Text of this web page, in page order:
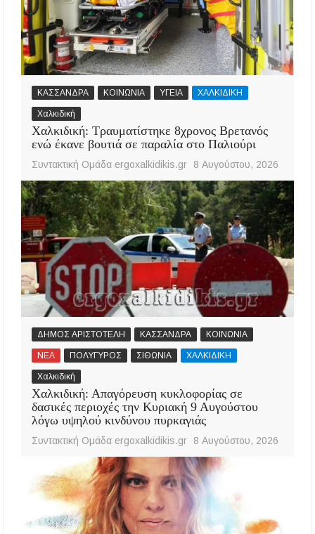
ΚΑΣΣΑΝΔΡΑ ΚΟΙΝΩΝΙΑ ΥΓΕΙΑ ΧΑΛΚΙΔΙΚΗ
Χαλκιδική
Χαλκιδική: Τραυματίστηκε 8χρονος Βρετανός
ενώ έκανε βουτιά σε παραλία στο Παλιούρι
Συντακτική Ομάδα ergoxalkidikis.gr 8 Αυγούστου, 2026
ΔΗΜΟΣ ΑΡΙΣΤΟΤΕΛΗ ΚΑΣΣΑΝΔΡΑ ΚΟΙΝΩΝΙΑ
ΝΕΑ ΠΟΛΥΓΥΡΟΣ ΣΙΘΩΝΙΑ ΧΑΛΚΙΔΙΚΗ
Χαλκιδική
Χαλκιδική: Απαγόρευση κυκλοφορίας σε
δασικές περιοχές την Κυριακή 9 Αυγούστου
λόγω υψηλού κινδύνου πυρκαγιάς
Συντακτική Ομάδα ergoxalkidikis.gr 8 Αυγούστου, 2026